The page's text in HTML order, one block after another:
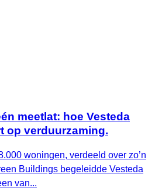
meetlat: hoe Vesteda
op verduurzaming.
woningen, verdeeld over zo’n
Buildings begeleidde Vesteda
van...